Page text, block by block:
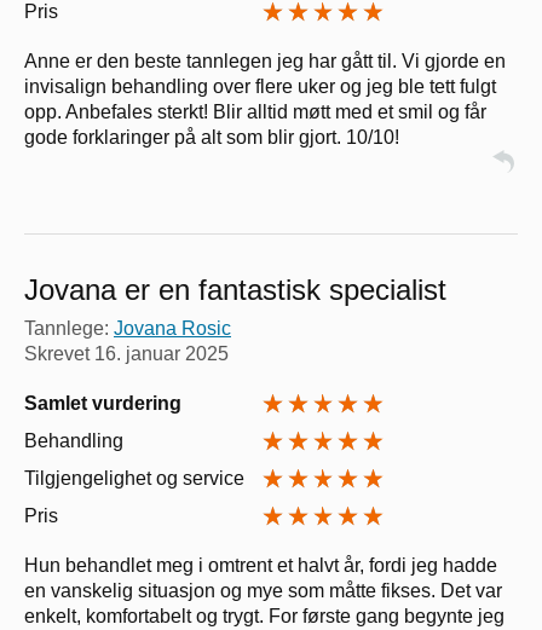
Pris
Anne er den beste tannlegen jeg har gått til. Vi gjorde en
invisalign behandling over flere uker og jeg ble tett fulgt
opp. Anbefales sterkt! Blir alltid møtt med et smil og får
gode forklaringer på alt som blir gjort. 10/10!
Jovana er en fantastisk specialist
Tannlege: Jovana Rosic
Skrevet 16. januar 2025
Samlet vurdering
Behandling
Tilgjengelighet og service
Pris
Hun behandlet meg i omtrent et halvt år, fordi jeg hadde
en vanskelig situasjon og mye som måtte fikses. Det var
enkelt, komfortabelt og trygt. For første gang begynte jeg